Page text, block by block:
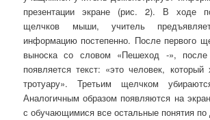
презентации экране (рис. 2). В ходе
щелчков мыши, учитель
информацию постепенно. После первого
выноска со словом «Пешеход -», после
появляется текст: «это человек,
тротуару». Третьим щелчком
Аналогичным образом появляются на
с обучающимися все остальные понятия по